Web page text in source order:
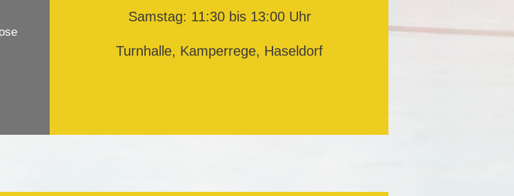
Samstag: 11:30 bis 13:00 Uhr
Turnhalle, Kamperrege, Haseldorf